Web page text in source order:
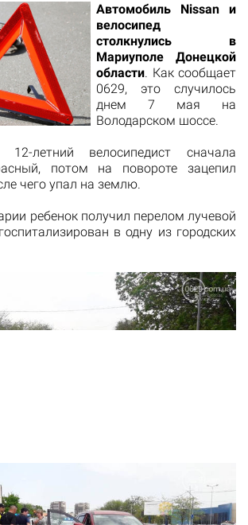
Автомобиль Nissan и
велосипед
столкнулись в
Мариуполе Донецкой
области. Как сообщает
0629, это случилось
днем 7 мая на
Володарском шоссе.
12-летний велосипедист сначала
потом на повороте зацепил
чего упал на землю.
ребенок получил перелом лучевой
в одну из городских